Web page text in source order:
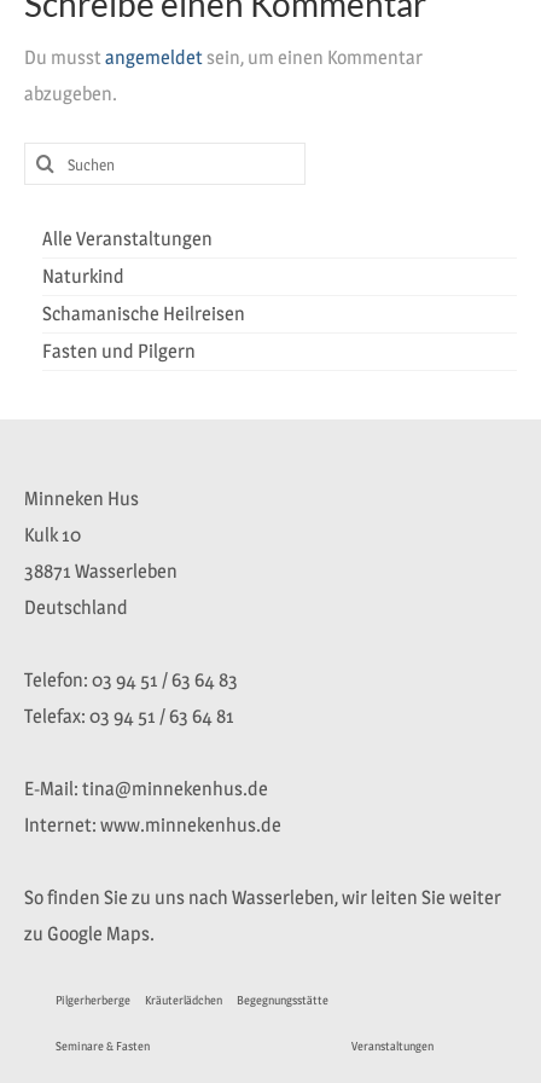
Heilreisen
Fasten und Pilgern
Veranstaltungen
Du musstangemeldetsein, um einen Kommentar
abzugeben.
Suchen
Alle Veranstaltungen
Naturkind
Schamanische Heilreisen
Fasten und Pilgern
Minneken Hus
Kulk 10
38871 Wasserleben
Deutschland
Telefon: 03 94 51 / 63 64 83
Telefax: 03 94 51 / 63 64 81
E-Mail: tina@minnekenhus.de
Internet: www.minnekenhus.de
So finden Sie zu uns nach Wasserleben, wir leiten Sie weiter
zu Google Maps.
Pilgerherberge Kräuterlädchen Begegnungsstätte
Seminare & Fasten Veranstaltungen